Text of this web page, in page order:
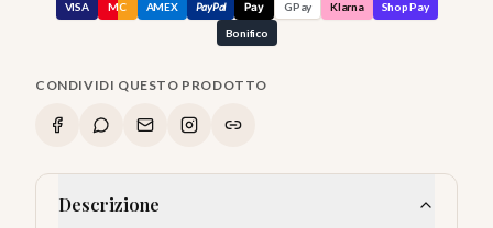
VISA MC AMEX PayPal Pay GPay Klarna
Shop Pay
Bonifico
CONDIVIDI QUESTO PRODOTTO
Descrizione